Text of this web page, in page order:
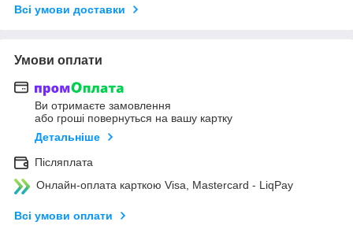
Всі умови доставки
Умови оплати
Ви отримаєте замовлення
або гроші повернуться на вашу картку
Детальніше
Післяплата
Онлайн-оплата карткою Visa, Mastercard - LiqPay
Всі умови оплати